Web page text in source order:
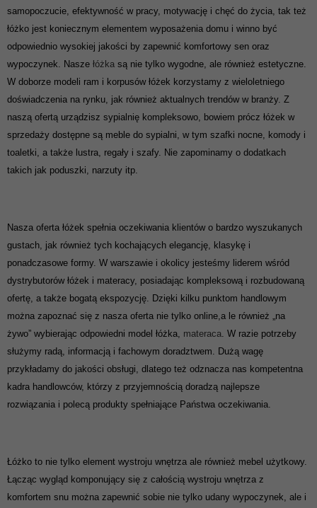
samopoczucie, efektywność w pracy, motywację i chęć do życia, tak też
łóżko jest koniecznym elementem wyposażenia domu i winno być
odpowiednio wysokiej jakości by zapewnić komfortowy sen oraz
wypoczynek. Nasze łóżka są nie tylko wygodne, ale również estetyczne.
W doborze modeli ram i korpusów łóżek korzystamy z wieloletniego
doświadczenia na rynku, jak również aktualnych trendów w branży. Z
naszą ofertą urządzisz sypialnię kompleksowo, bowiem prócz łóżek w
sprzedaży dostępne są meble do sypialni, w tym szafki nocne, komody i
toaletki, a także lustra, regały i szafy. Nie zapominamy o dodatkach
takich jak poduszki, narzuty itp.
Nasza oferta łóżek spełnia oczekiwania klientów o bardzo wyszukanych
gustach, jak również tych kochających elegancję, klasykę i
ponadczasowe formy. W warszawie i okolicy jesteśmy liderem wśród
dystrybutorów łóżek i materacy, posiadając kompleksową i rozbudowaną
ofertę, a także bogatą ekspozycję. Dzięki kilku punktom handlowym
można zapoznać się z nasza oferta nie tylko online,a le również „na
żywo” wybierając odpowiedni model łóżka, materaca. W razie potrzeby
służymy radą, informacją i fachowym doradztwem. Dużą wagę
przykładamy do jakości obsługi, dlatego też odznacza nas kompetentna
kadra handlowców, którzy z przyjemnością doradzą najlepsze
rozwiązania i polecą produkty spełniające Państwa oczekiwania.
Łóżko to nie tylko element wystroju wnętrza ale również mebel użytkowy.
Łącząc wygląd komponujący się z całością wystroju wnętrza z
komfortem snu można zapewnić sobie nie tylko udany wypoczynek, ale i